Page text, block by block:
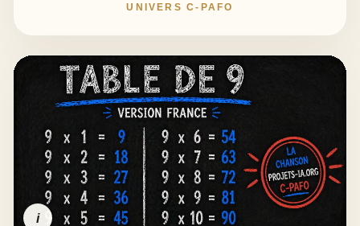
UNIVERS C-PAFO
i